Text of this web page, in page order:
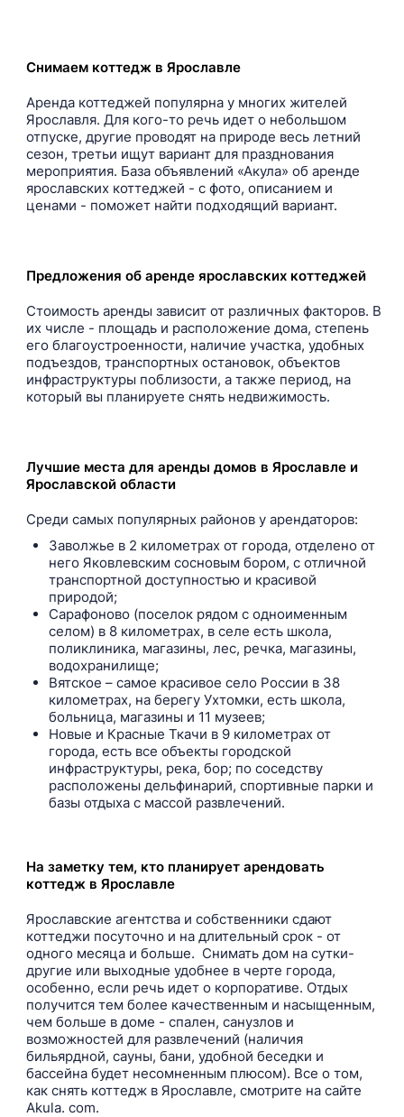
Снимаем коттедж в Ярославле
Аренда коттеджей популярна у многих жителей
Ярославля. Для кого-то речь идет о небольшом
отпуске, другие проводят на природе весь летний
сезон, третьи ищут вариант для празднования
мероприятия. База объявлений «Акула» об аренде
ярославских коттеджей - с фото, описанием и
ценами - поможет найти подходящий вариант.
Предложения об аренде ярославских коттеджей
Стоимость аренды зависит от различных факторов. В
их числе - площадь и расположение дома, степень
его благоустроенности, наличие участка, удобных
подъездов, транспортных остановок, объектов
инфраструктуры поблизости, а также период, на
который вы планируете снять недвижимость.
Лучшие места для аренды домов в Ярославле и
Ярославской области
Среди самых популярных районов у арендаторов:
Заволжье в 2 километрах от города, отделено от
него Яковлевским сосновым бором, с отличной
транспортной доступностью и красивой
природой;
Сарафоново (поселок рядом с одноименным
селом) в 8 километрах, в селе есть школа,
поликлиника, магазины, лес, речка, магазины,
водохранилище;
Вятское – самое красивое село России в 38
километрах, на берегу Ухтомки, есть школа,
больница, магазины и 11 музеев;
Новые и Красные Ткачи в 9 километрах от
города, есть все объекты городской
инфраструктуры, река, бор; по соседству
расположены дельфинарий, спортивные парки и
базы отдыха с массой развлечений.
На заметку тем, кто планирует арендовать
коттедж в Ярославле
Ярославские агентства и собственники сдают
коттеджи посуточно и на длительный срок - от
одного месяца и больше. Снимать дом на сутки-
другие или выходные удобнее в черте города,
особенно, если речь идет о корпоративе. Отдых
получится тем более качественным и насыщенным,
чем больше в доме - спален, санузлов и
возможностей для развлечений (наличия
бильярдной, сауны, бани, удобной беседки и
бассейна будет несомненным плюсом). Все о том,
как снять коттедж в Ярославле, смотрите на сайте
Akula. com.